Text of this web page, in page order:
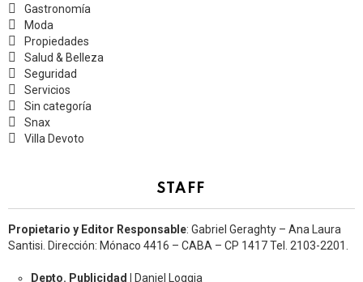
Gastronomía
Moda
Propiedades
Salud & Belleza
Seguridad
Servicios
Sin categoría
Snax
Villa Devoto
STAFF
Propietario y Editor Responsable: Gabriel Geraghty – Ana Laura
Santisi. Dirección: Mónaco 4416 – CABA – CP 1417Tel. 2103-2201.
Depto. Publicidad |
Daniel Loggia